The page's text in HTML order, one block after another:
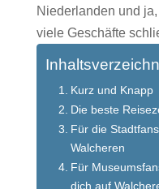
Niederlanden und
viele Geschäfte
Kurz und Knapp
Die beste
Für die
Walcheren
Für
dich auf